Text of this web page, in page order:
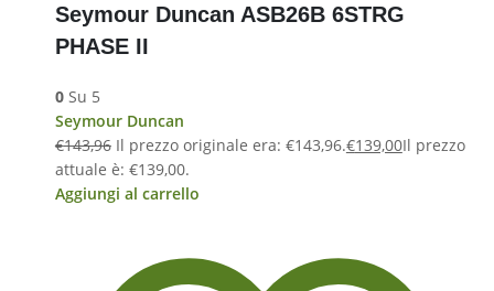
Seymour Duncan ASB26B 6STRG
PHASE II
0Su 5
Seymour Duncan
€143,96 Il prezzo originale era: €143,96.€139,00Il prezzo
attuale è: €139,00.
Aggiungi al carrello